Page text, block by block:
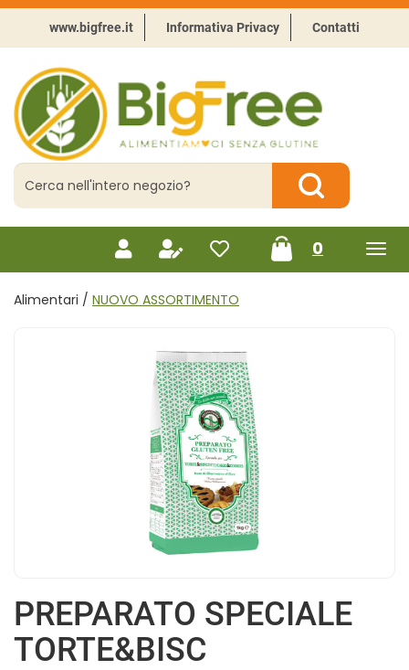
Passa
contenuto
principale
www.bigfree.it Informativa Privacy Contatti
BigFree
-
Punto
celiachia
Cerca
Prodotto
Cerca Prodotto
0prodotti
inseriti
Alimentari / NUOVO ASSORTIMENTO
PREPARATO SPECIALE
TORTE&BISC